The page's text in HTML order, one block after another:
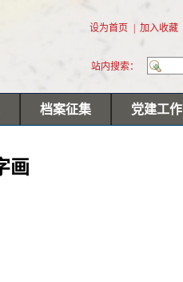
设为首页 加入收藏
站内搜索：
档案征集 党建工作
画